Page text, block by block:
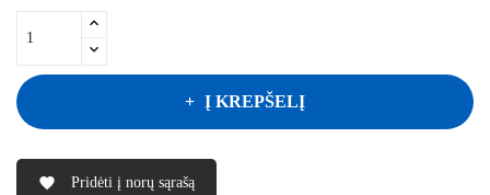
Į KREPŠELĮ
favorite Pridėti į norų sąrašą